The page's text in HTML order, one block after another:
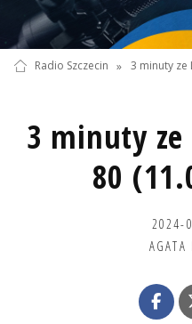
Radio Szczecin » 3 minuty ze
3 minuty ze
80
2024-
AGATA